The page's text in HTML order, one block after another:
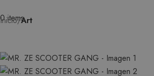
0items
Inicio Art